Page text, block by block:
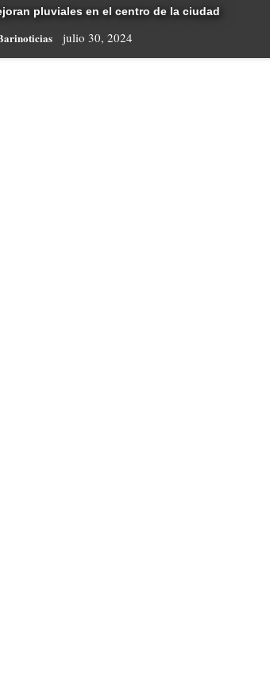
pluviales en el centro de la ciudad
julio 30, 2024